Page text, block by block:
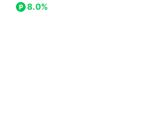
8.0%